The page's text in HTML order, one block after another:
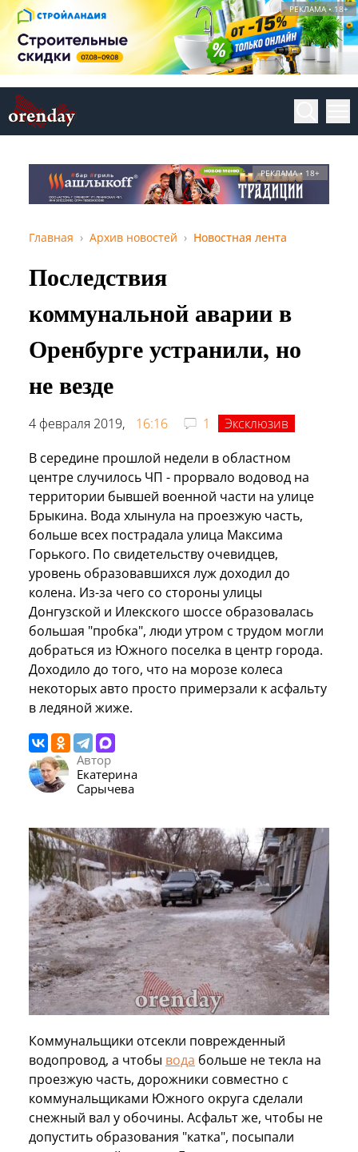
РЕКЛАМА • 18+
РЕКЛАМА • 18+
Главная Архив новостей Новостная лента
Последствия
коммунальной аварии в
Оренбурге устранили, но
не везде
4 февраля 2019, 16:16 1
Эксклюзив
В середине прошлой недели в областном
центре случилось ЧП - прорвало водовод на
территории бывшей военной части на улице
Брыкина. Вода хлынула на проезжую часть,
больше всех пострадала улица Максима
Горького. По свидетельству очевидцев,
уровень образовавшихся луж доходил до
колена. Из-за чего со стороны улицы
Донгузской и Илекского шоссе образовалась
большая "пробка", люди утром с трудом могли
добраться из Южного поселка в центр города.
Доходило до того, что на морозе колеса
некоторых авто просто примерзали к асфальту
в ледяной жиже.
Автор
Екатерина
Сарычева
Коммунальщики отсекли поврежденный
водопровод, а чтобы вода больше не текла на
проезжую часть, дорожники совместно с
коммунальщиками Южного округа сделали
снежный вал у обочины. Асфальт же, чтобы не
допустить образования "катка", посыпали